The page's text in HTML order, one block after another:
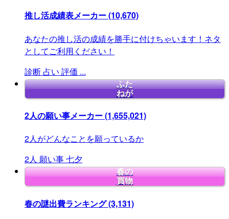
推し活成績表メーカー(10,670)
あなたの推し活の成績を勝手に付けちゃいます！ネタ
としてご利用ください！
診断 占い 評価 ...
ふた
ねが
2人の願い事メーカー(1,655,021)
2人がどんなことを願っているか
2人 願い事七夕
春の
買物
春の謎出費ランキング(3,131)